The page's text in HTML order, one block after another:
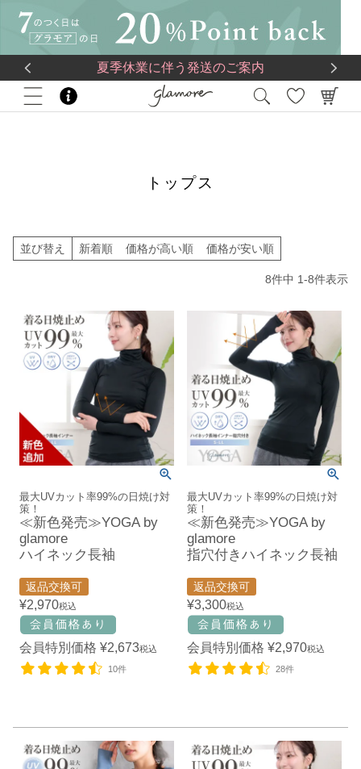
夏季休業に伴う発送のご案内
HOME ヨガ＆スポーツ トップス
トップス
並び替え 新着順 価格が高い順 価格が安い順
8件中 1-8件表示
最大UVカット率99%の日焼け対
策！
≪新色発売≫YOGA by
glamore
ハイネック長袖
返品交換可
¥2,970税込
会員特別価格 ¥2,673税込
10件
最大UVカット率99%の日焼け対
策！
≪新色発売≫YOGA by
glamore
指穴付きハイネック長袖
返品交換可
¥3,300税込
会員特別価格 ¥2,970税込
28件